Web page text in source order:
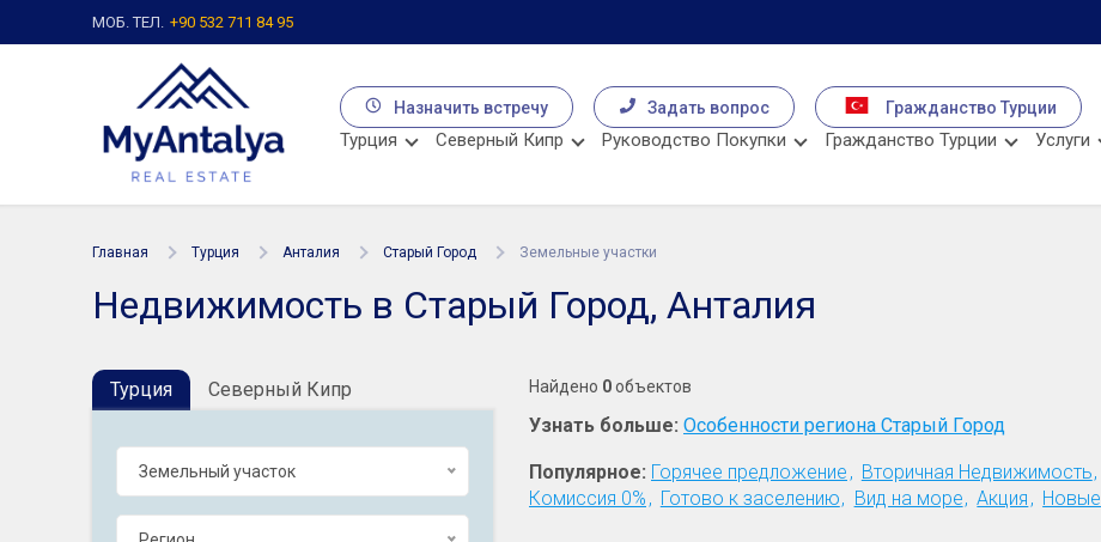
МОБ. ТЕЛ. +90 532 711 84 95
Назначить встречу Задать вопрос Гражданство Турции
Турция Северный Кипр Руководство Покупки Гражданство Турции Услуги
Главная Турция Анталия Старый Город Земельные участки
Недвижимость в Старый Город, Анталия
Турция Северный Кипр
Земельный участок
Найдено 0объектов
Узнать больше: Особенности региона Старый Город
Популярное: Горячее предложение Вторичная Недвижимость
Комиссия 0%
Готово к заселению Вид на море Акция Новые